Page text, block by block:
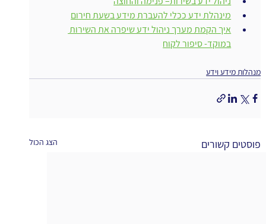
מינהלת ידע ככלי להעברת מידע בשעת חירום
איך הקמת מערך ניהול ידע שיפרה את השירות
במוקד- סיפור לקוח
מנהלות מידע וידע
פוסטים קשורים הצג הכול